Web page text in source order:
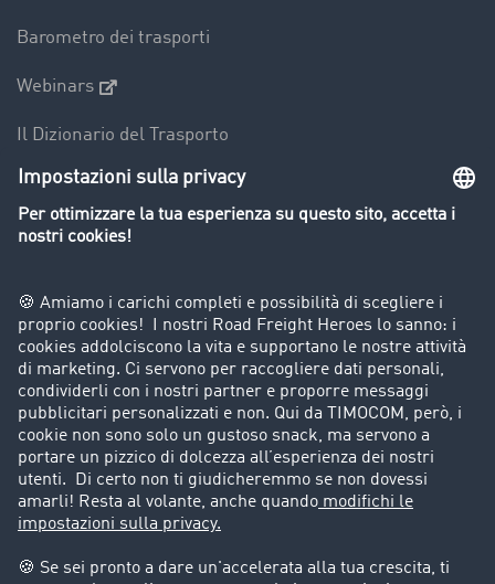
Barometro dei trasporti
Webinars
Il Dizionario del Trasporto
Panoramica della borsa di carichi
Divieti di circolazione per mezzi pesanti
Azienda
Porta un nuovo cliente
Storie di successo
Informazioni legali
Note legali